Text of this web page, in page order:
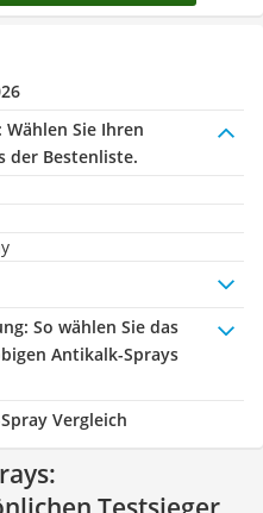
Wählen Sie Ihren
der Bestenliste.
: So wählen Sie das
Antikalk-Sprays
Vergleich